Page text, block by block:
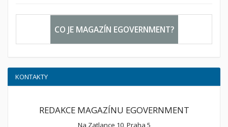
CO JE MAGAZÍN EGOVERNMENT?
KONTAKTY
REDAKCE MAGAZÍNU EGOVERNMENT
Na Zatlance 10, Praha 5